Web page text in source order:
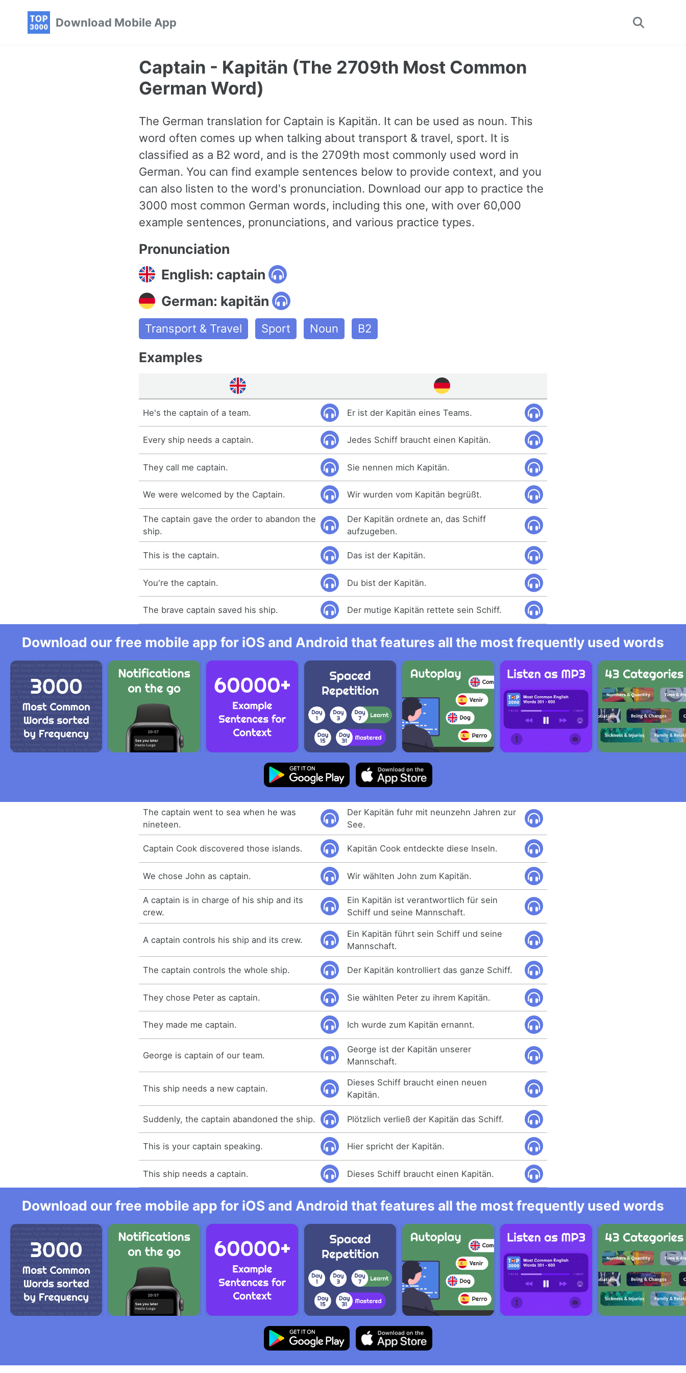
Download Mobile App
Toggle
Captain - Kapitän (The 2709th Most Common
German Word)
The German translation for Captain is Kapitän. It can be used as noun. This
word often comes up when talking about transport & travel, sport. It is
classified as a B2 word, and is the 2709th most commonly used word in
German. You can find example sentences below to provide context, and you
can also listen to the word's pronunciation. Download our app to practice the
3000 most common German words, including this one, with over 60,000
example sentences, pronunciations, and various practice types.
Pronunciation
English: captain
German: kapitän
Transport & Travel Sport Noun B2
Examples
He's the captain of a team. Er ist der Kapitän eines Teams.
Every ship needs a captain. Jedes Schiff braucht einen Kapitän.
They call me captain. Sie nennen mich Kapitän.
We were welcomed by the Captain. Wir wurden vom Kapitän begrüßt.
The captain gave the order to abandon the
ship.
Der Kapitän ordnete an, das Schiff
aufzugeben.
This is the captain. Das ist der Kapitän.
You're the captain. Du bist der Kapitän.
The brave captain saved his ship. Der mutige Kapitän rettete sein Schiff.
Download our free mobile app for iOS and Android that features all the most frequently used words
The captain went to sea when he was
nineteen.
Der Kapitän fuhr mit neunzehn Jahren zur
See.
Captain Cook discovered those islands. Kapitän Cook entdeckte diese Inseln.
We chose John as captain. Wir wählten John zum Kapitän.
A captain is in charge of his ship and its
crew.
Ein Kapitän ist verantwortlich für sein
Schiff und seine Mannschaft.
A captain controls his ship and its crew.
Ein Kapitän führt sein Schiff und seine
Mannschaft.
The captain controls the whole ship. Der Kapitän kontrolliert das ganze Schiff.
They chose Peter as captain. Sie wählten Peter zu ihrem Kapitän.
They made me captain. Ich wurde zum Kapitän ernannt.
George is captain of our team.
George ist der Kapitän unserer
Mannschaft.
This ship needs a new captain.
Dieses Schiff braucht einen neuen
Kapitän.
Suddenly, the captain abandoned the ship. Plötzlich verließ der Kapitän das Schiff.
This is your captain speaking. Hier spricht der Kapitän.
This ship needs a captain. Dieses Schiff braucht einen Kapitän.
Download our free mobile app for iOS and Android that features all the most frequently used words